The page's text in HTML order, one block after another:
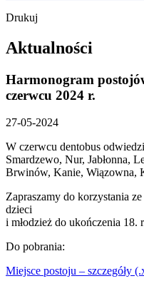
Drukuj
Aktualności
Harmonogram
czerwcu 2024 r.
27-05-2024
W czerwcu dentobus
Smardzewo, Nur, Jabłonna,
Brwinów, Kanie, Wiązowna,
Zapraszamy do korzystania
dzieci
i młodzież do ukończenia 18.
Do pobrania:
Miejsce postoju – szczegóły